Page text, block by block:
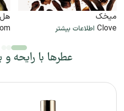
میخک
Clove اطلاعات بیشتر
هل
عطرها با رایحه